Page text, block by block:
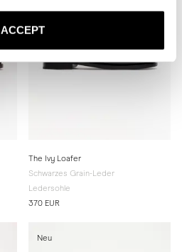
ACCEPT
The Ivy Loafer
Schwarzes Grain-Leder
Ledersohle
370 EUR
Neu